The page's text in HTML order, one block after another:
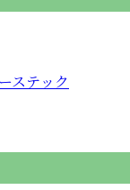
ステック